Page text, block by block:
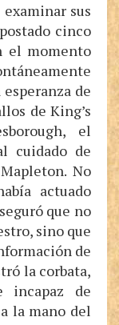
sus
cinco
el momento
de
de King’s
el
cuidado de
No
actuado
que no
sino que
de
la corbata,
incapaz de
la mano del